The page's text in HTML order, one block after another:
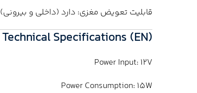
قابلیت تعویض مغزی: دارد (داخلی و بیرونی)
Technical Specifications (EN)
Power Input: 12V
Power Consumption: 15W